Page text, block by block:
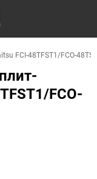
FCI-48TFST1/FCO-
FCO-